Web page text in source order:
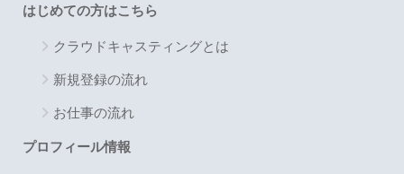
はじめての方はこちら
クラウドキャスティングとは
新規登録の流れ
お仕事の流れ
プロフィール情報